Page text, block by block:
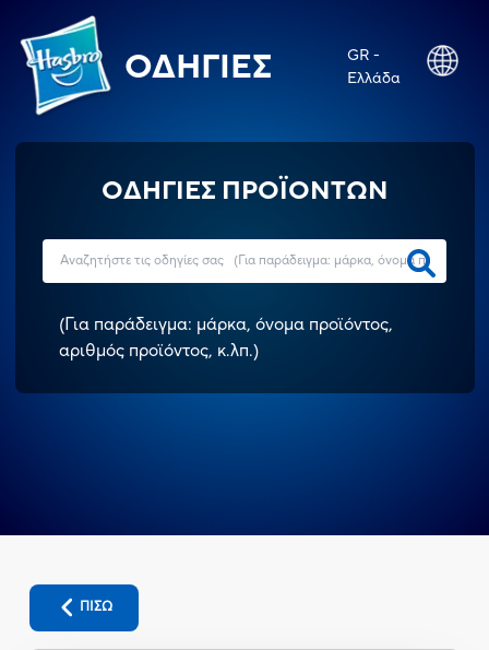
ΟΔΗΓΊΕΣ
GR -
Ελλάδα
ΟΔΗΓΙΕΣ ΠΡΟΪΟΝΤΩΝ
(Για παράδειγμα: μάρκα, όνομα προϊόντος,
αριθμός προϊόντος, κ.λπ.)
ΠΙΣΩ